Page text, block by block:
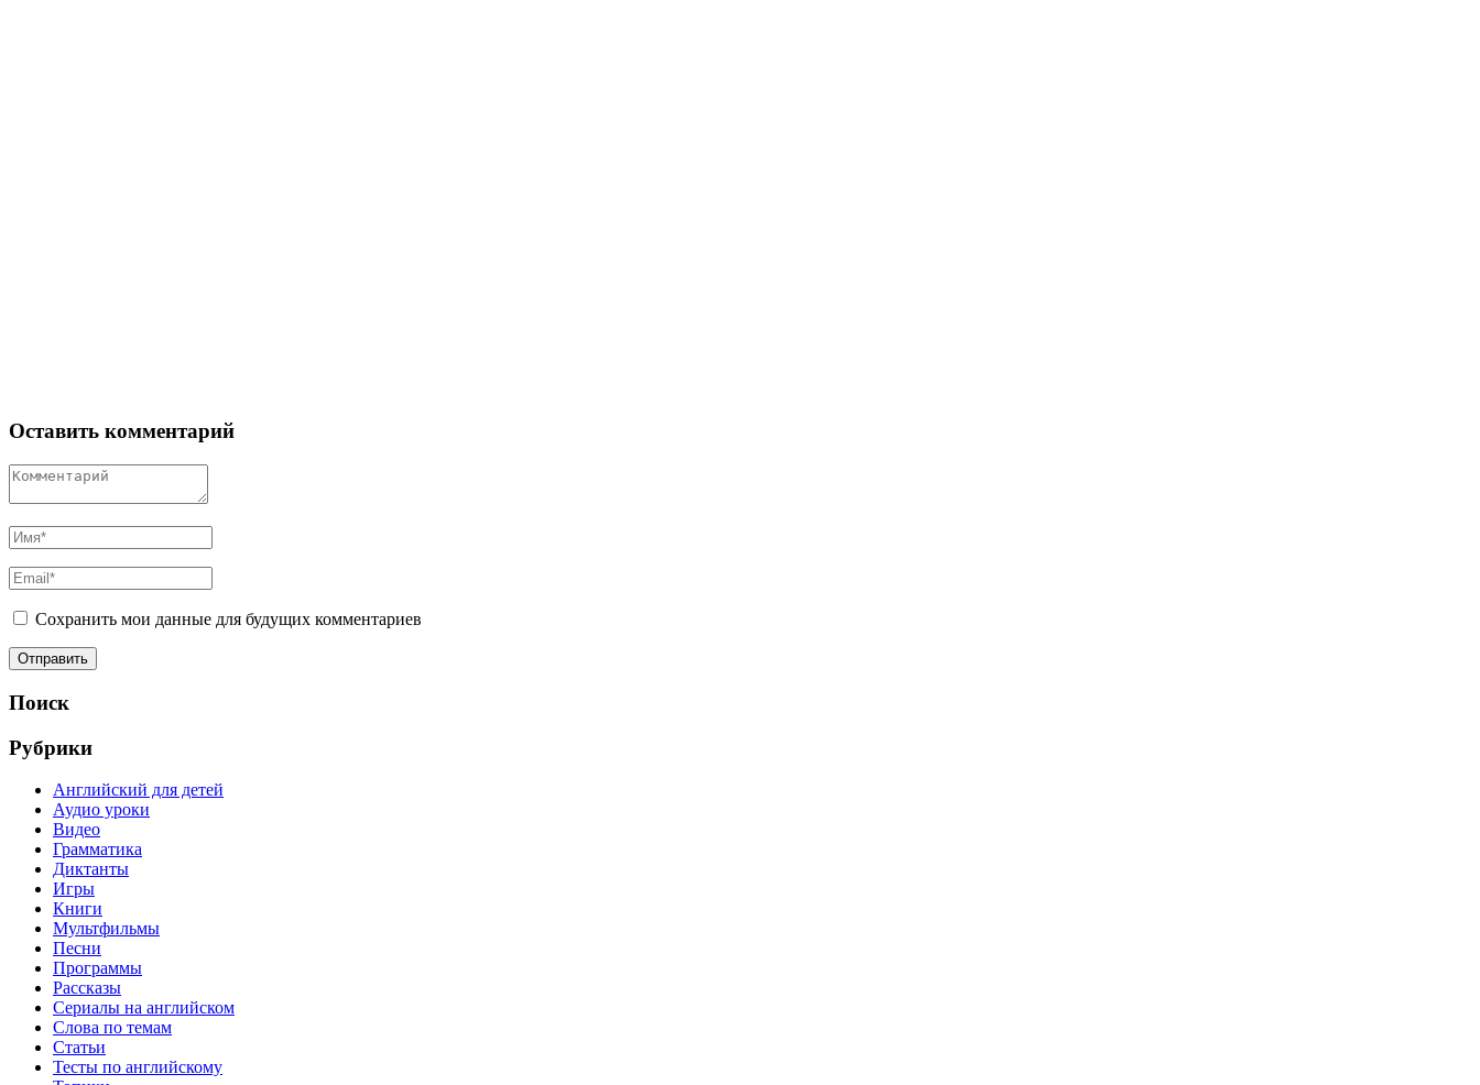
Оставить комментарий
Сохранить мои данные для будущих комментариев
Поиск
Рубрики
Английский для детей
Аудио уроки
Видео
Грамматика
Диктанты
Игры
Книги
Мультфильмы
Песни
Программы
Рассказы
Сериалы на английском
Слова по темам
Статьи
Тесты по английскому